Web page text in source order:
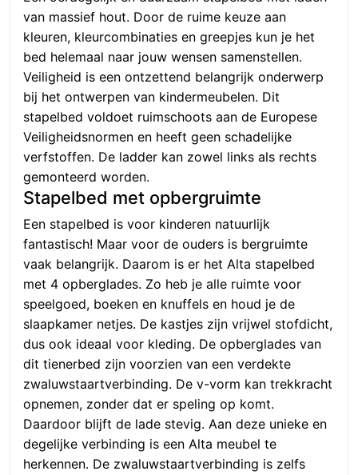
van massief hout. Door de ruime keuze aan
kleuren, kleurcombinaties en greepjes kun je het
bed helemaal naar jouw wensen samenstellen.
Veiligheid is een ontzettend belangrijk onderwerp
bij het ontwerpen van kindermeubelen. Dit
stapelbed voldoet ruimschoots aan de Europese
Veiligheidsnormen en heeft geen schadelijke
verfstoffen. De ladder kan zowel links als rechts
gemonteerd worden.
Stapelbed met opbergruimte
Een stapelbed is voor kinderen natuurlijk
fantastisch! Maar voor de ouders is bergruimte
vaak belangrijk. Daarom is er het Alta stapelbed
met 4 opberglades. Zo heb je alle ruimte voor
speelgoed, boeken en knuffels en houd je de
slaapkamer netjes. De kastjes zijn vrijwel stofdicht,
dus ook ideaal voor kleding. De opberglades van
dit tienerbed zijn voorzien van een verdekte
zwaluwstaartverbinding. De v-vorm kan trekkracht
opnemen, zonder dat er speling op komt.
Daardoor blijft de lade stevig. Aan deze unieke en
degelijke verbinding is een Alta meubel te
herkennen. De zwaluwstaartverbinding is zelfs